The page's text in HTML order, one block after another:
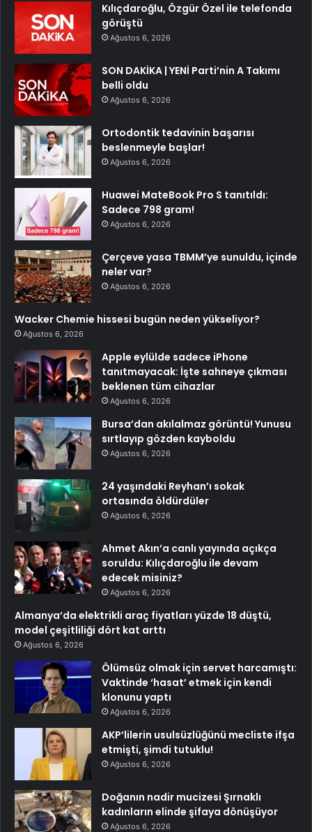
Kılıçdaroğlu, Özgür Özel ile telefonda
görüştü
Ağustos 6, 2026
SON DAKİKA | YENİ Parti’nin A Takımı
belli oldu
Ağustos 6, 2026
Ortodontik tedavinin başarısı
beslenmeyle başlar!
Ağustos 6, 2026
Huawei MateBook Pro S tanıtıldı:
Sadece 798 gram!
Ağustos 6, 2026
Çerçeve yasa TBMM’ye sunuldu, içinde
neler var?
Ağustos 6, 2026
Wacker Chemie hissesi bugün neden yükseliyor?
Ağustos 6, 2026
Apple eylülde sadece iPhone
tanıtmayacak: İşte sahneye çıkması
beklenen tüm cihazlar
Ağustos 6, 2026
Bursa’dan akılalmaz görüntü! Yunusu
sırtlayıp gözden kayboldu
Ağustos 6, 2026
24 yaşındaki Reyhan’ı sokak
ortasında öldürdüler
Ağustos 6, 2026
Ahmet Akın’a canlı yayında açıkça
soruldu: Kılıçdaroğlu ile devam
edecek misiniz?
Ağustos 6, 2026
Almanya’da elektrikli araç fiyatları yüzde 18 düştü,
model çeşitliliği dört kat arttı
Ağustos 6, 2026
Ölümsüz olmak için servet harcamıştı:
Vaktinde ‘hasat’ etmek için kendi
klonunu yaptı
Ağustos 6, 2026
AKP’lilerin usulsüzlüğünü mecliste ifşa
etmişti, şimdi tutuklu!
Ağustos 6, 2026
Doğanın nadir mucizesi Şırnaklı
kadınların elinde şifaya dönüşüyor
Ağustos 6, 2026